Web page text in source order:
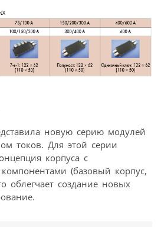
новую серию модулей
токов. Для этой серии
корпуса с
(базовый корпус,
облегчает создание новых